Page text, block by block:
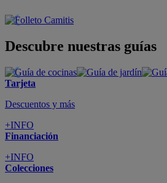
Descubre nuestras guías
Tarjeta
Descuentos y más
+INFO
Financiación
+INFO
Colecciones